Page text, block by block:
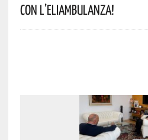
Con L’eliambulanza!